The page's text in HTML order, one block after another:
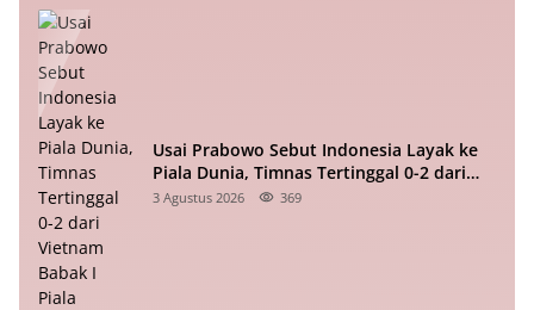
Usai Prabowo Sebut Indonesia Layak ke
Piala Dunia, Timnas Tertinggal 0-2 dari
Vietnam Babak I Piala ASEAN
3 Agustus 2026 369